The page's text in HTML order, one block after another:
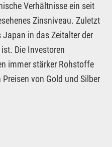
Verhältnisse ein seit
Zinsniveau. Zuletzt
in das Zeitalter der
Die Investoren
immer stärker Rohstoffe
von Gold und Silber